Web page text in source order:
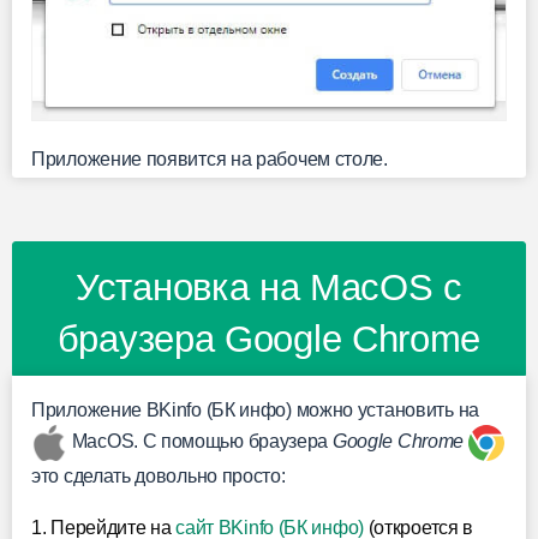
Приложение появится на рабочем столе.
Установка на MacOS с
браузера Google Chrome
Приложение BKinfo (БК инфо) можно установить на
MacOS. С помощью браузера Google Chrome
это сделать довольно просто:
1. Перейдите насайт BKinfo (БК инфо)(откроется в